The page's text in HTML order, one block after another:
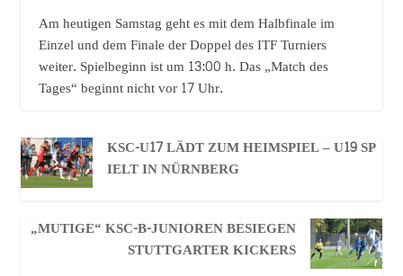
Am heutigen Samstag geht es mit dem Halbfinale im
Einzel und dem Finale der Doppel des ITF Turniers
weiter. Spielbeginn ist um 13:00 h. Das „Match des
Tages“ beginnt nicht vor 17 Uhr.
KSC-U17 LÄDT ZUM HEIMSPIEL – U19 SP
IELT IN NÜRNBERG
„MUTIGE“ KSC-B-JUNIOREN BESIEGEN
STUTTGARTER KICKERS